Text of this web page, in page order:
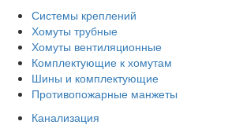
Системы креплений
Хомуты трубные
Хомуты вентиляционные
Комплектующие к хомутам
Шины и комплектующие
Противопожарные манжеты
Канализация